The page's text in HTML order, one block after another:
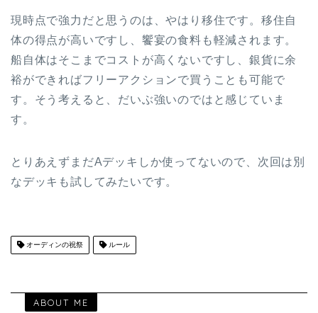
現時点で強力だと思うのは、やはり移住です。移住自
体の得点が高いですし、饗宴の食料も軽減されます。
船自体はそこまでコストが高くないですし、銀貨に余
裕ができればフリーアクションで買うことも可能で
す。そう考えると、だいぶ強いのではと感じていま
す。
とりあえずまだAデッキしか使ってないので、次回は別
なデッキも試してみたいです。
オーディンの祝祭 ルール
ABOUT ME